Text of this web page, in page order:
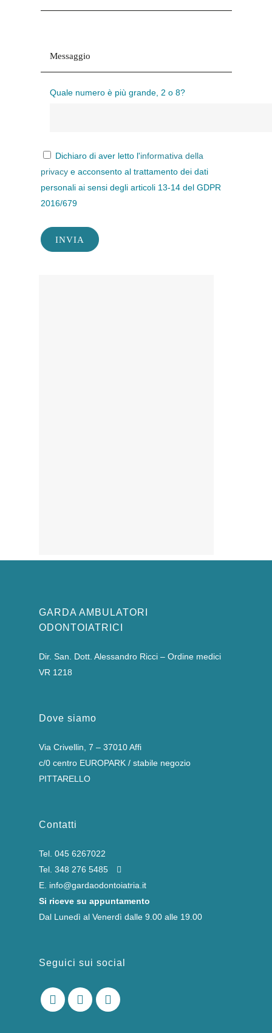
Quale numero è più grande, 2 o 8?
Dichiaro di aver letto l'informativa della
privacye acconsento al trattamento dei dati
personali ai sensi degli articoli 13-14 del GDPR
2016/679
GARDA AMBULATORI
ODONTOIATRICI
Dir. San. Dott. Alessandro Ricci – Ordine medici
VR 1218
Dove siamo
Via Crivellin, 7 – 37010 Affi
c/0 centro EUROPARK / stabile negozio
PITTARELLO
Contatti
Tel. 045 6267022
Tel. 348 276 5485
E. info@gardaodontoiatria.it
Si riceve su appuntamento
Dal Lunedì al Venerdì dalle 9.00 alle 19.00
Seguici sui social